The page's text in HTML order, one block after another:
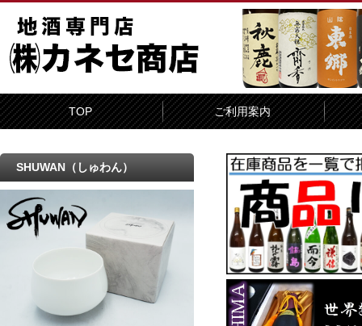
TOP ご利用案内
SHUWAN（しゅわん）